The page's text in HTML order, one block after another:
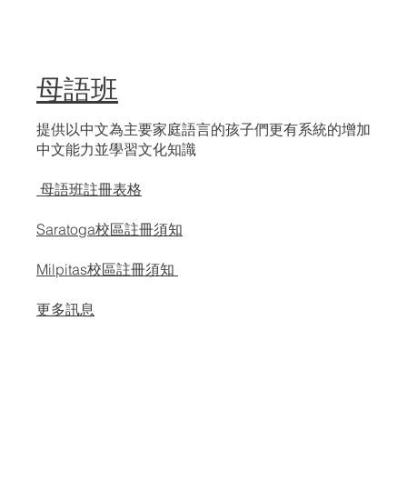
母語班​
提供以中文為主要家庭語言的孩子們更有系統的增加
中文能力並學習文化知識
母語班註冊表格
Saratoga校區註冊須知
Milpitas校區註冊須知
更多訊息